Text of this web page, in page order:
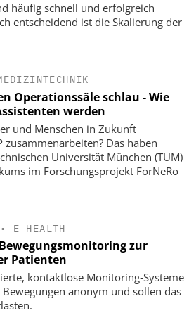
häufig schnell und erfolgreich
entscheidend ist die Skalierung der
Operationssäle schlau - Wie
werden
und Menschen in Zukunft
zusammenarbeiten? Das haben
Universität München (TUM)
im Forschungsprojekt ForNeRo
• E-HEALTH
zur
Patienten
kontaktlose Monitoring‑Systeme
anonym und sollen das